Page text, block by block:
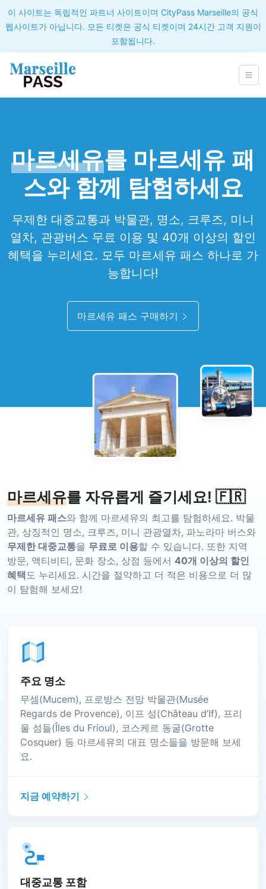
이 사이트는 독립적인 파트너 사이트이며 CityPass Marseille의 공식
웹사이트가 아닙니다. 모든 티켓은 공식 티켓이며 24시간 고객 지원이
포함됩니다.
마르세유를 마르세유 패
스와 함께 탐험하세요
무제한 대중교통과 박물관, 명소, 크루즈, 미니
열차, 관광버스 무료 이용 및 40개 이상의 할인
혜택을 누리세요. 모두 마르세유 패스 하나로 가
능합니다!
마르세유 패스 구매하기
마르세유를 자유롭게 즐기세요! 🇫🇷
마르세유 패스와 함께 마르세유의 최고를 탐험하세요. 박물
관, 상징적인 명소, 크루즈, 미니 관광열차, 파노라마 버스와
무제한 대중교통을 무료로 이용할 수 있습니다. 또한 지역
방문, 액티비티, 문화 장소, 상점 등에서 40개 이상의 할인
혜택도 누리세요. 시간을 절약하고 더 적은 비용으로 더 많
이 탐험해 보세요!
주요 명소
무셈(Mucem), 프로방스 전망 박물관(Musée
Regards de Provence), 이프 성(Château d’If), 프리
울 섬들(Îles du Frioul), 코스케르 동굴(Grotte
Cosquer) 등 마르세유의 대표 명소들을 방문해 보세
요.
지금 예약하기
대중교통 포함